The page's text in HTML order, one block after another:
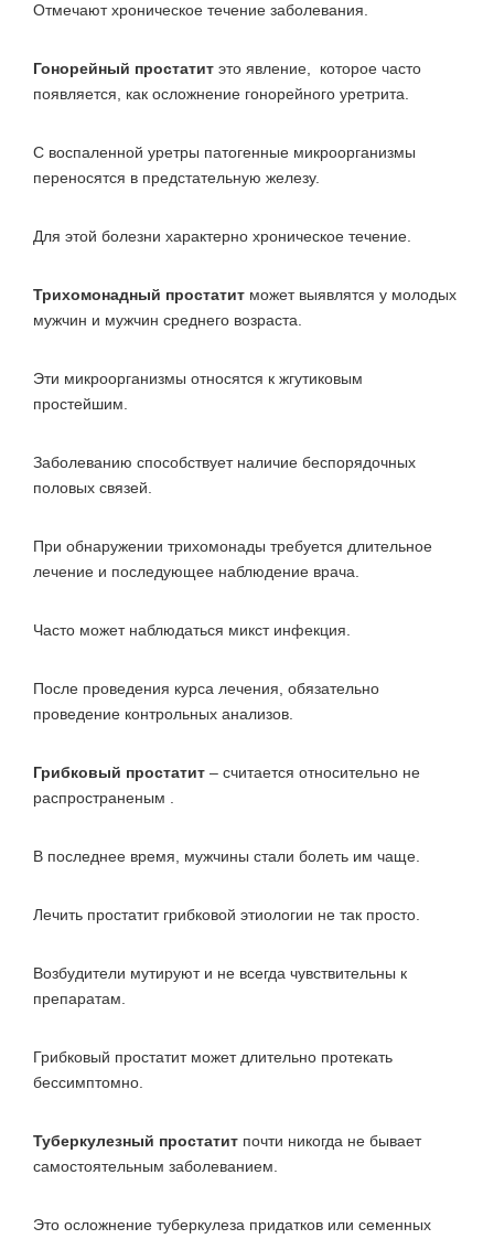
Отмечают хроническое течение заболевания.
Гонорейный простатит это явление, которое часто
появляется, как осложнение гонорейного уретрита.
С воспаленной уретры патогенные микроорганизмы
переносятся в предстательную железу.
Для этой болезни характерно хроническое течение.
Трихомонадный простатит может выявлятся у молодых
мужчин и мужчин среднего возраста.
Эти микроорганизмы относятся к жгутиковым
простейшим.
Заболеванию способствует наличие беспорядочных
половых связей.
При обнаружении трихомонады требуется длительное
лечение и последующее наблюдение врача.
Часто может наблюдаться микст инфекция.
После проведения курса лечения, обязательно
проведение контрольных анализов.
Грибковый простатит – считается относительно не
распространеным .
В последнее время, мужчины стали болеть им чаще.
Лечить простатит грибковой этиологии не так просто.
Возбудители мутируют и не всегда чувствительны к
препаратам.
Грибковый простатит может длительно протекать
бессимптомно.
Туберкулезный простатит почти никогда не бывает
самостоятельным заболеванием.
Это осложнение туберкулеза придатков или семенных